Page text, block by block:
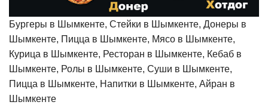
Бургеры в Шымкенте, Стейки в Шымкенте, Донеры в
Шымкенте, Пицца в Шымкенте, Мясо в Шымкенте,
Курица в Шымкенте, Ресторан в Шымкенте, Кебаб в
Шымкенте, Ролы в Шымкенте, Суши в Шымкенте,
Пицца в Шымкенте, Напитки в Шымкенте, Айран в
Шымкенте